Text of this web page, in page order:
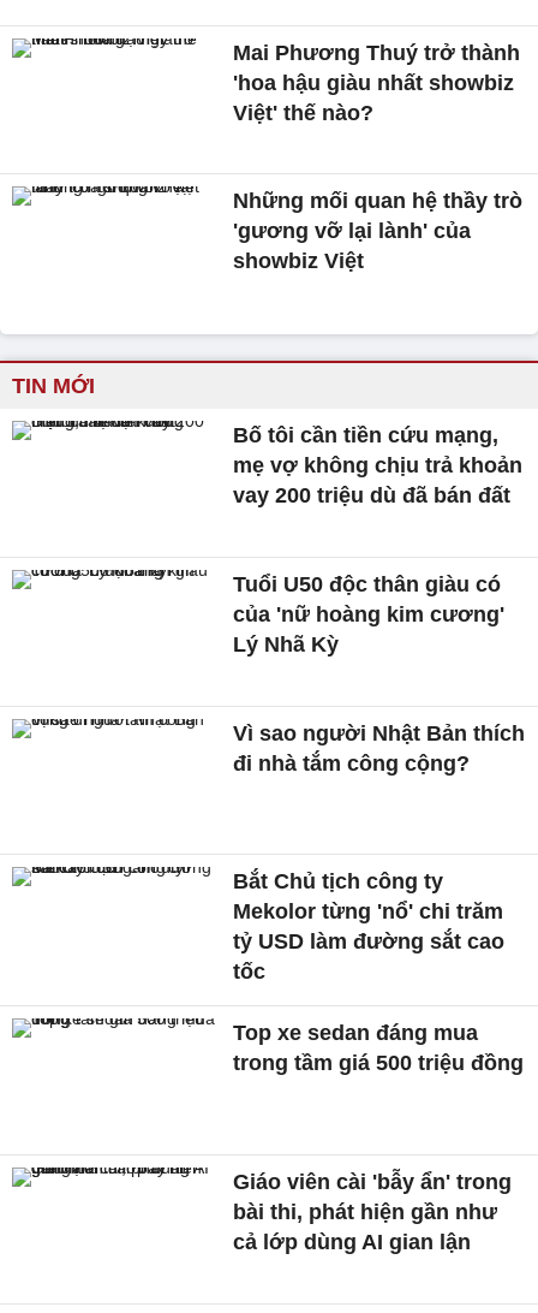
Mai Phương Thuý trở thành
'hoa hậu giàu nhất showbiz
Việt' thế nào?
Những mối quan hệ thầy trò
'gương vỡ lại lành' của
showbiz Việt
TIN MỚI
Bố tôi cần tiền cứu mạng,
mẹ vợ không chịu trả khoản
vay 200 triệu dù đã bán đất
Tuổi U50 độc thân giàu có
của 'nữ hoàng kim cương'
Lý Nhã Kỳ
Vì sao người Nhật Bản thích
đi nhà tắm công cộng?
Bắt Chủ tịch công ty
Mekolor từng 'nổ' chi trăm
tỷ USD làm đường sắt cao
tốc
Top xe sedan đáng mua
trong tầm giá 500 triệu đồng
Giáo viên cài 'bẫy ẩn' trong
bài thi, phát hiện gần như
cả lớp dùng AI gian lận